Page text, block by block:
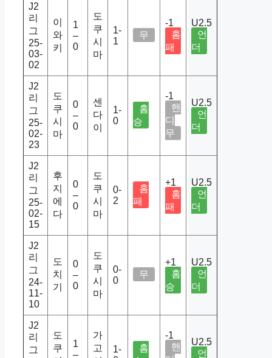
J2
리
그
25-
03-
02
이
와
키
1
–
0
도
쿠
시
마
1-
1
무
-1
홈
패
U2.5
언
더
J2
리
그
25-
02-
23
도
쿠
시
마
0
–
0
센
다
이
1-
0
홈
승
-1
핸
디
무
U2.5
언
더
J2
리
그
25-
02-
15
후
지
에
다
0
–
0
도
쿠
시
마
0-
2
홈
패
+1
홈
패
U2.5
언
더
J2
리
그
24-
11-
10
도
치
기
0
–
0
도
쿠
시
마
0-
0
무
+1
홈
승
U2.5
언
더
J2
리
그
도
쿠
1
–
가
고
1-
홈
-1
핸
U2.5
언